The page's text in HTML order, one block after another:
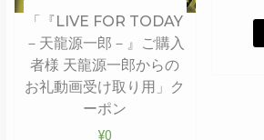
「『LIVE FOR TODAY
－天龍源一郎－』ご購入
者様 天龍源一郎からの
お礼動画受け取り用」ク
ーポン
¥0